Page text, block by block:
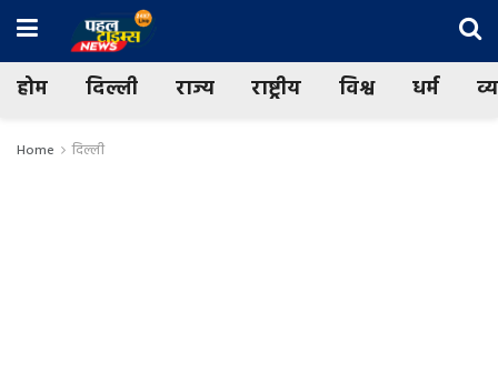
होम दिल्ली राज्य राष्ट्रीय विश्व धर्म
Home दिल्ली